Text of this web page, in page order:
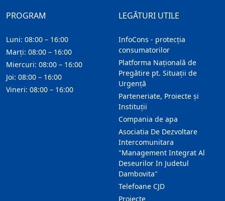
LEGĂTURI UTILE
InfoCons - protecția
consumatorilor
Platforma Națională de
Pregătire pt. Situații de
Urgență
Parteneriate, Proiecte și
Instituții
Compania de apa
Asociatia De Dezvoltare
Intercomunitara
"Management Integrat Al
Deseurilor In Judetul
Dambovita"
Telefoane CJD
Proiecte
PROGRAM
Luni: 08:00 – 16:00
Marți: 08:00 – 16:00
Miercuri: 08:00 – 16:00
Joi: 08:00 – 16:00
Vineri: 08:00 – 16:00